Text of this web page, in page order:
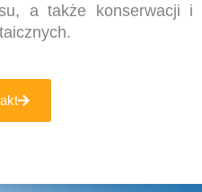
a także konserwacji i